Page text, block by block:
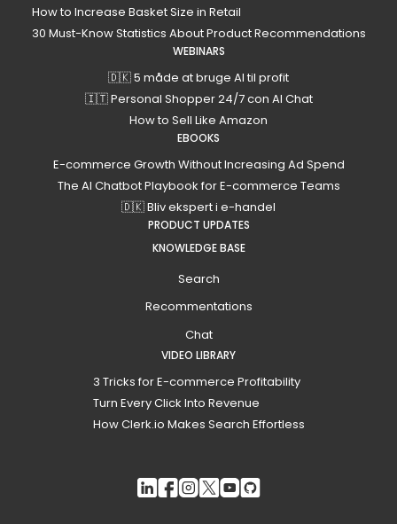
How to Increase Basket Size in Retail
30 Must-Know Statistics About Product Recommendations
WEBINARS
🇩🇰 5 måde at bruge AI til profit
🇮🇹 Personal Shopper 24/7 con AI Chat
How to Sell Like Amazon
EBOOKS
E-commerce Growth Without Increasing Ad Spend
The AI Chatbot Playbook for E-commerce Teams
🇩🇰 Bliv ekspert i e-handel
PRODUCT UPDATES
KNOWLEDGE BASE
Search
Recommentations
Chat
VIDEO LIBRARY
3 Tricks for E-commerce Profitability
Turn Every Click Into Revenue
How Clerk.io Makes Search Effortless